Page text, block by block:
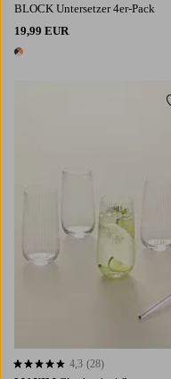
BLOCK Untersetzer 4er-Pack
19,99 EUR
1 Farbe
4,3 basierend auf 28 Bewertungen
4,3 (28)